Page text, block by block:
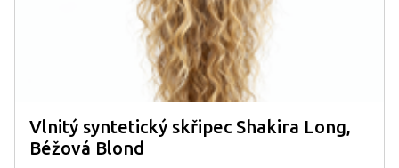
Vlnitý syntetický skřipec Shakira Long,
Béžová Blond